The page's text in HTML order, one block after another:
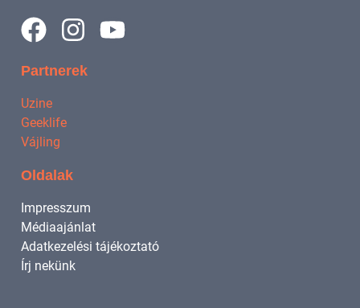
Partnerek
Uzine
Geeklife
Vájling
Oldalak
Impresszum
Médiaajánlat
Adatkezelési tájékoztató
Írj nekünk